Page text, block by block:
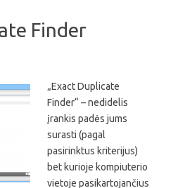
Finder
„Exact Duplicate
Finder“ – nedidelis
įrankis padės jums
surasti (pagal
pasirinktus kriterijus)
bet kurioje kompiuterio
vietoje pasikartojančius